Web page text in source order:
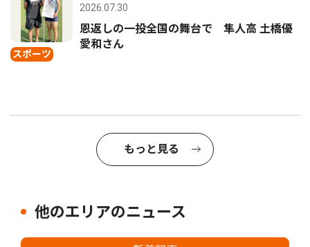
スポーツ
2026.07.30
恩返しの一投全国の舞台で 隼人高 土橋優
愛和さん
もっと見る
他のエリアのニュース